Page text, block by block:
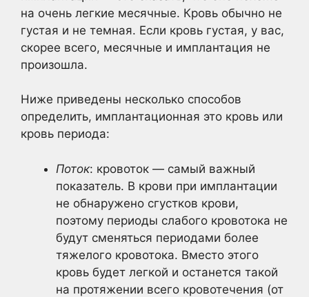
на очень легкие месячные. Кровь обычно не
густая и не темная. Если кровь густая, у вас,
скорее всего, месячные и имплантация не
произошла.
Ниже приведены несколько способов
определить, имплантационная это кровь или
кровь периода:
Поток: кровоток — самый важный
показатель. В крови при имплантации
не обнаружено сгустков крови,
поэтому периоды слабого кровотока не
будут сменяться периодами более
тяжелого кровотока. Вместо этого
кровь будет легкой и останется такой
на протяжении всего кровотечения (от